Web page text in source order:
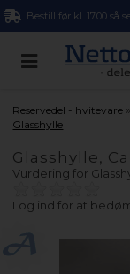
Bestill før kl. 17.00 så
Reservedel - hvitevare »
Glasshylle
Glasshylle,
Vurdering for
Log ind for at